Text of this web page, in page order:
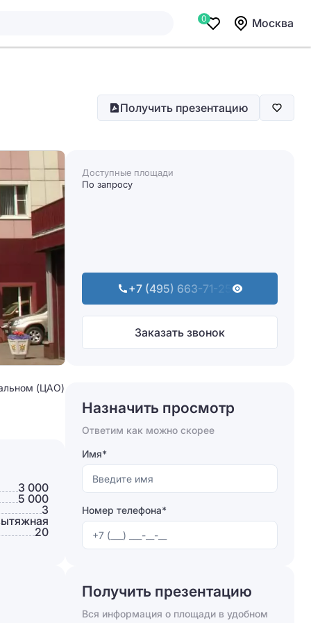
0 Москва
Получить презентацию
Доступные площади
По запросу
+7 (495) 663-71-25
Заказать звонок
(ЦАО)
3 000
5 000
3
20
Назначить просмотр
Ответим как можно скорее
Имя*
Номер телефона*
Получить презентацию
Вся информация о площади в удобном